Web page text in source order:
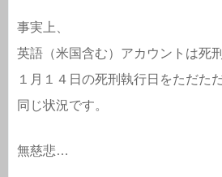
事実上、
英語（米国含む）アカウントは死
１月１４日の死刑執行日をただた
同じ状況です。
無慈悲…